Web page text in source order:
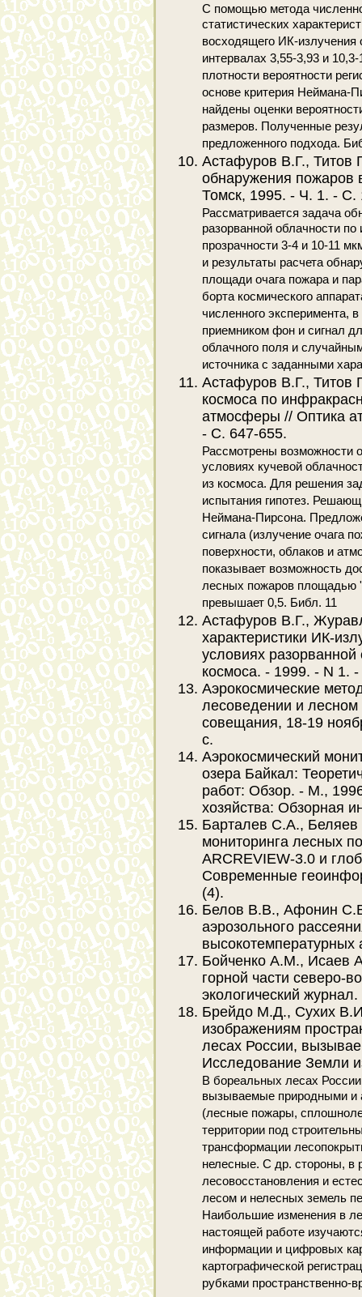
С помощью метода
статистических
восходящего ИК-излучения
интервалах 3,55-3,93 и
плотности вероятности
основе критерия Неймана-
найдены оценки
размеров. Полученные
предложенного подхода.
Астафуров В.Г., Титов
обнаружения пожаров
Томск, 1995. - Ч. 1. - С.
Рассматривается задача
разорванной облачности
прозрачности 3-4 и 10-11
и результаты расчета
площади очага пожара и
борта космического
численного эксперимента,
приемником фон и сигнал
облачного поля и
источника с заданными
Астафуров В.Г., Титов
космоса по
атмосферы // Оптика
- С. 647-655.
Рассмотрены возможности
условиях кучевой
из космоса. Для решения
испытания гипотез.
Неймана-Пирсона.
сигнала (излучение очага
поверхности, облаков и
показывает возможность
лесных пожаров площадью
превышает 0,5. Библ. 11
Астафуров В.Г.,
характеристики ИК-
условиях
космоса. - 1999. - N 1.
Аэрокосмические
лесоведении и
совещания, 18-19
с.
Аэрокосмический
озера Байкал:
работ: Обзор. - М.,
хозяйства: Обзорная
Барталев С.А.,
мониторинга лесных
ARCREVIEW-3.0 и
Современные
(4).
Белов В.В., Афонин
аэрозольного
Бойченко А.М., Исаев
горной части северо-
экологический
Брейдо М.Д., Сухих
изображениям
лесах России,
Исследование Земли
В бореальных лесах
вызываемые природными и
(лесные пожары,
территории под
трансформации
нелесные. С др. стороны, в
лесовосстановления и
лесом и нелесных земель
Наибольшие изменения в
настоящей работе
информации и цифровых
картографической
рубками